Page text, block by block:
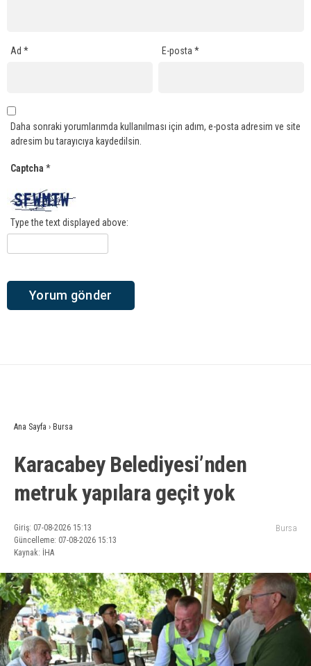
Ad * E-posta*
Daha sonraki yorumlarımda kullanılması için adım, e-posta adresim ve site
adresim bu tarayıcıya kaydedilsin.
Captcha *
Type the text displayed above:
Ana Sayfa › Bursa
Karacabey Belediyesi’nden
metruk yapılara geçit yok
Giriş: 07-08-2026 15:13
Güncelleme: 07-08-2026 15:13
Kaynak: İHA
Bursa